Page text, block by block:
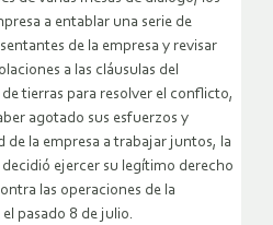
a entablar una serie de
de la empresa y revisar
a las cláusulas del
tierras para resolver el conflicto,
agotado sus esfuerzos y
de la empresa a trabajar juntos, la
ejercer su legítimo derecho
las operaciones de la
pasado 8 de julio.